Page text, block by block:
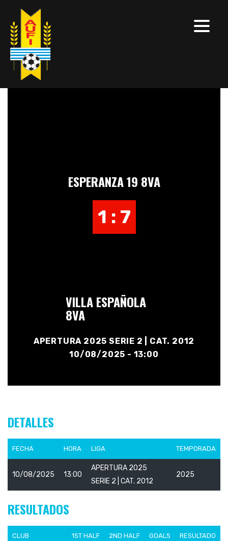
ESPERANZA 19 8VA
1 : 7
VILLA ESPAÑOLA
8VA
APERTURA 2025 SERIE 2 | CAT. 2012
10/08/2025 - 13:00
DETALLES
FECHA HORA LIGA TEMPORADA
10/08/2025 13:00
APERTURA 2025
SERIE 2 | CAT. 2012
2025
RESULTADOS
CLUB 1ST HALF 2ND HALF GOALS RESULTADO